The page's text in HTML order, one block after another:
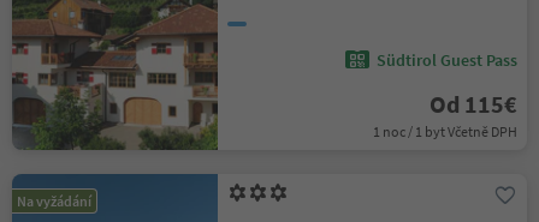
Südtirol Guest Pass
Od 115€
1 noc / 1 byt Včetně DPH
Na vyžádání